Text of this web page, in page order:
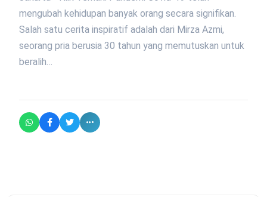
mengubah kehidupan banyak orang secara signifikan.
Salah satu cerita inspiratif adalah dari Mirza Azmi,
seorang pria berusia 30 tahun yang memutuskan untuk
beralih…